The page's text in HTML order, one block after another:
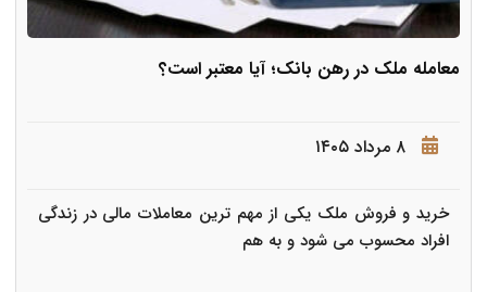
معامله ملک در رهن بانک؛ آیا معتبر است؟
۸ مرداد ۱۴۰۵
خرید و فروش ملک یکی از مهم ترین معاملات مالی در زندگی
افراد محسوب می شود و به هم